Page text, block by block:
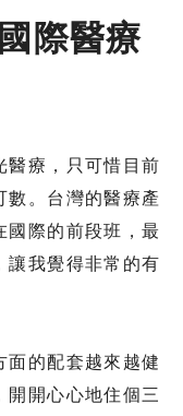
際醫療
醫療，只可惜目前
數。台灣的醫療產
國際的前段班，最
讓我覺得非常的有
面的配套越來越健
開開心心地住個三